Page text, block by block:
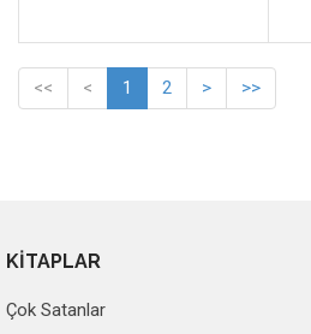
<< < 1 2 > >>
KİTAPLAR
Çok Satanlar